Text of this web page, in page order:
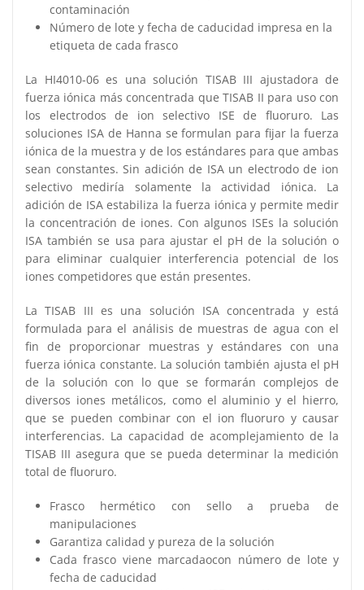
contaminación
Número de lote y fecha de caducidad impresa en la
etiqueta de cada frasco
La HI4010-06 es una solución TISAB III ajustadora de
fuerza iónica más concentrada que TISAB II para uso con
los electrodos de ion selectivo ISE de fluoruro. Las
soluciones ISA de Hanna se formulan para fijar la fuerza
iónica de la muestra y de los estándares para que ambas
sean constantes. Sin adición de ISA un electrodo de ion
selectivo mediría solamente la actividad iónica. La
adición de ISA estabiliza la fuerza iónica y permite medir
la concentración de iones. Con algunos ISEs la solución
ISA también se usa para ajustar el pH de la solución o
para eliminar cualquier interferencia potencial de los
iones competidores que están presentes.
La TISAB III es una solución ISA concentrada y está
formulada para el análisis de muestras de agua con el
fin de proporcionar muestras y estándares con una
fuerza iónica constante. La solución también ajusta el pH
de la solución con lo que se formarán complejos de
diversos iones metálicos, como el aluminio y el hierro,
que se pueden combinar con el ion fluoruro y causar
interferencias. La capacidad de acomplejamiento de la
TISAB III asegura que se pueda determinar la medición
total de fluoruro.
Frasco hermético con sello a prueba de
manipulaciones
Garantiza calidad y pureza de la solución
Cada frasco viene marcadaocon número de lote y
fecha de caducidad